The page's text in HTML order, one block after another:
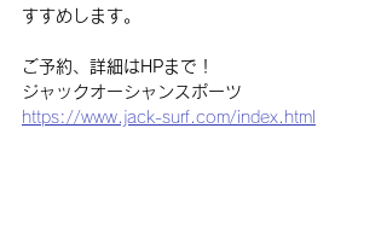
すすめします。
ご予約、詳細はHPまで！
ジャックオーシャンスポーツ
https://www.jack-surf.com/index.html